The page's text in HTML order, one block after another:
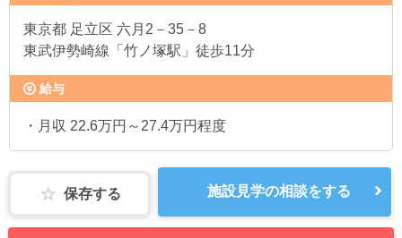
東京都 足立区 六月2－35－8
東武伊勢崎線「竹ノ塚駅」徒歩11分
給与
・月収 22.6万円～27.4万円程度
保存する 施設見学の相談をする